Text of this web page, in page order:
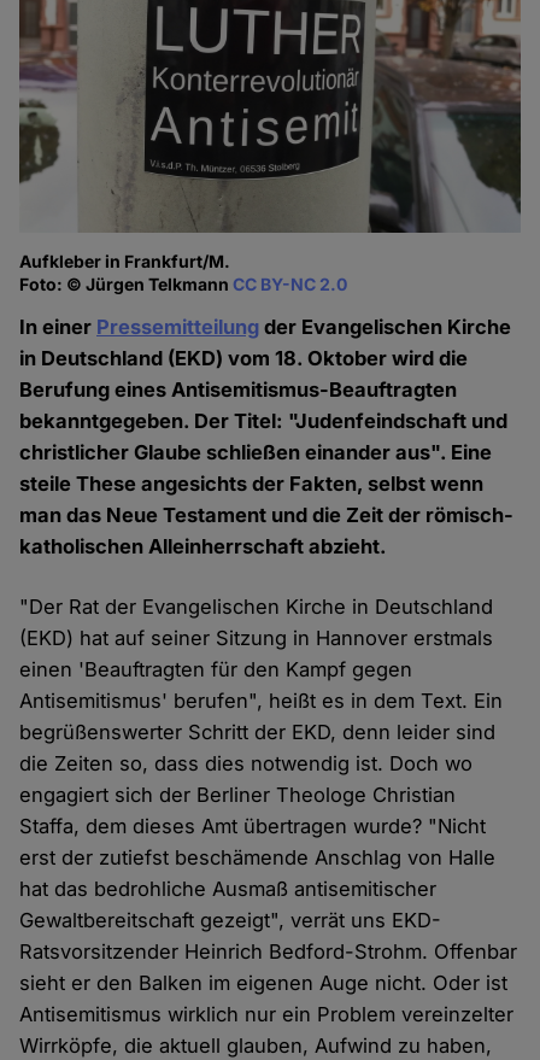
Aufkleber in Frankfurt/M.
Foto: © Jürgen TelkmannCC BY-NC 2.0
In einer Pressemitteilung der Evangelischen Kirche
in Deutschland (EKD) vom 18. Oktober wird die
Berufung eines Antisemitismus-Beauftragten
bekanntgegeben. Der Titel: "Judenfeindschaft und
christlicher Glaube schließen einander aus". Eine
steile These angesichts der Fakten, selbst wenn
man das Neue Testament und die Zeit der römisch-
katholischen Alleinherrschaft abzieht.
"Der Rat der Evangelischen Kirche in Deutschland
(EKD) hat auf seiner Sitzung in Hannover erstmals
einen 'Beauftragten für den Kampf gegen
Antisemitismus' berufen", heißt es in dem Text. Ein
begrüßenswerter Schritt der EKD, denn leider sind
die Zeiten so, dass dies notwendig ist. Doch wo
engagiert sich der Berliner Theologe Christian
Staffa, dem dieses Amt übertragen wurde? "Nicht
erst der zutiefst beschämende Anschlag von Halle
hat das bedrohliche Ausmaß antisemitischer
Gewaltbereitschaft gezeigt", verrät uns EKD-
Ratsvorsitzender Heinrich Bedford-Strohm. Offenbar
sieht er den Balken im eigenen Auge nicht. Oder ist
Antisemitismus wirklich nur ein Problem vereinzelter
Wirrköpfe, die aktuell glauben, Aufwind zu haben,